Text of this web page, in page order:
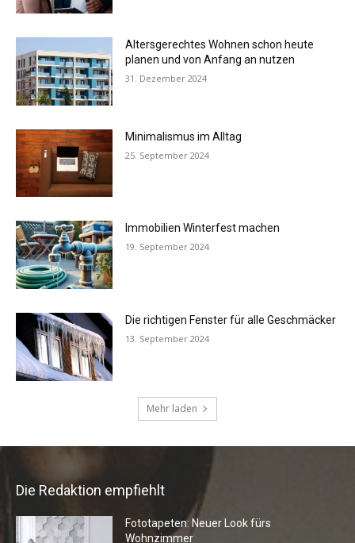
Die Redaktion empfiehlt
Fototapeten: Neuer Look fürs
Wohnzimmer